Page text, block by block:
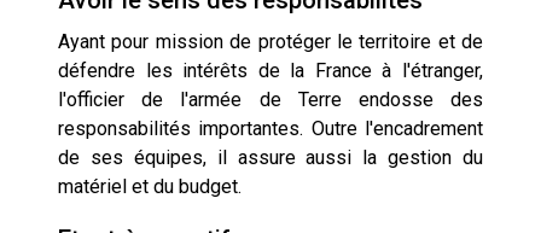
Ayant pour mission de protéger le territoire et de
défendre les intérêts de la France à l'étranger,
l'officier de l'armée de Terre endosse des
responsabilités importantes. Outre l'encadrement
de ses équipes, il assure aussi la gestion du
matériel et du budget.